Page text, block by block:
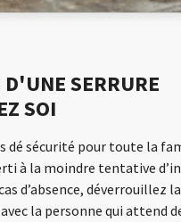
D'UNE SERRURE
SOI
dé sécurité pour toute la
à la moindre tentative
d’absence, déverrouillez
la personne qui attend